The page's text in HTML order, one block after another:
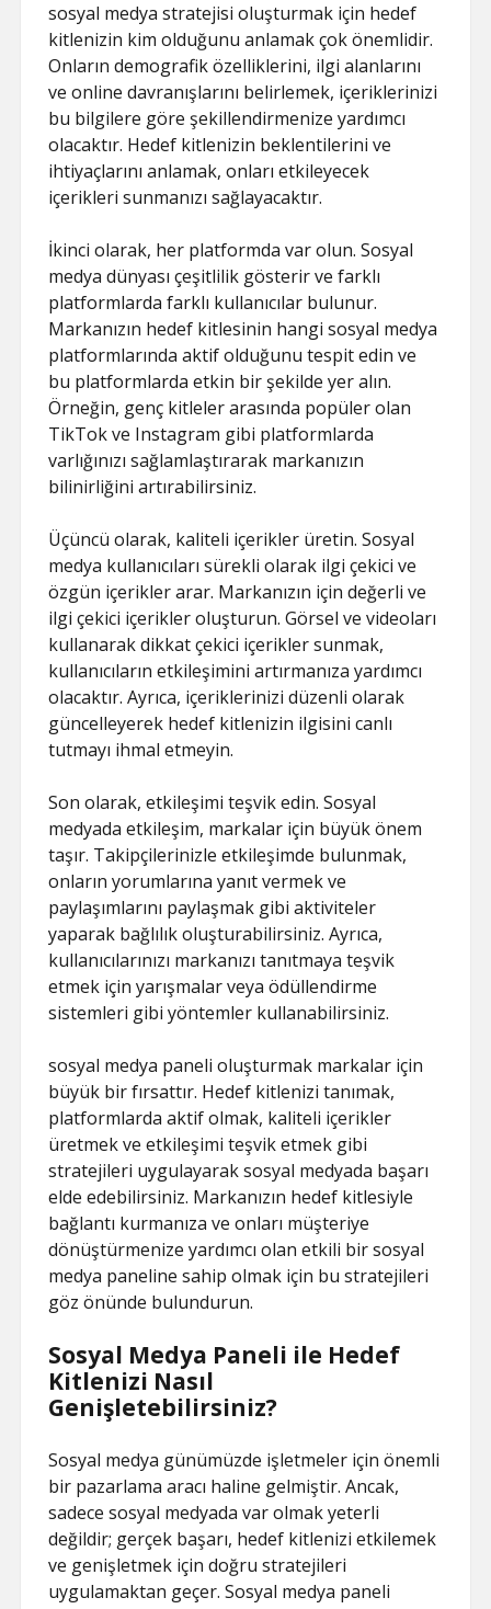
sosyal medya stratejisi oluşturmak için hedef
kitlenizin kim olduğunu anlamak çok önemlidir.
Onların demografik özelliklerini, ilgi alanlarını
ve online davranışlarını belirlemek, içeriklerinizi
bu bilgilere göre şekillendirmenize yardımcı
olacaktır. Hedef kitlenizin beklentilerini ve
ihtiyaçlarını anlamak, onları etkileyecek
içerikleri sunmanızı sağlayacaktır.
İkinci olarak, her platformda var olun. Sosyal
medya dünyası çeşitlilik gösterir ve farklı
platformlarda farklı kullanıcılar bulunur.
Markanızın hedef kitlesinin hangi sosyal medya
platformlarında aktif olduğunu tespit edin ve
bu platformlarda etkin bir şekilde yer alın.
Örneğin, genç kitleler arasında popüler olan
TikTok ve Instagram gibi platformlarda
varlığınızı sağlamlaştırarak markanızın
bilinirliğini artırabilirsiniz.
Üçüncü olarak, kaliteli içerikler üretin. Sosyal
medya kullanıcıları sürekli olarak ilgi çekici ve
özgün içerikler arar. Markanızın için değerli ve
ilgi çekici içerikler oluşturun. Görsel ve videoları
kullanarak dikkat çekici içerikler sunmak,
kullanıcıların etkileşimini artırmanıza yardımcı
olacaktır. Ayrıca, içeriklerinizi düzenli olarak
güncelleyerek hedef kitlenizin ilgisini canlı
tutmayı ihmal etmeyin.
Son olarak, etkileşimi teşvik edin. Sosyal
medyada etkileşim, markalar için büyük önem
taşır. Takipçilerinizle etkileşimde bulunmak,
onların yorumlarına yanıt vermek ve
paylaşımlarını paylaşmak gibi aktiviteler
yaparak bağlılık oluşturabilirsiniz. Ayrıca,
kullanıcılarınızı markanızı tanıtmaya teşvik
etmek için yarışmalar veya ödüllendirme
sistemleri gibi yöntemler kullanabilirsiniz.
sosyal medya paneli oluşturmak markalar için
büyük bir fırsattır. Hedef kitlenizi tanımak,
platformlarda aktif olmak, kaliteli içerikler
üretmek ve etkileşimi teşvik etmek gibi
stratejileri uygulayarak sosyal medyada başarı
elde edebilirsiniz. Markanızın hedef kitlesiyle
bağlantı kurmanıza ve onları müşteriye
dönüştürmenize yardımcı olan etkili bir sosyal
medya paneline sahip olmak için bu stratejileri
göz önünde bulundurun.
Sosyal Medya Paneli ile Hedef
Kitlenizi Nasıl
Genişletebilirsiniz?
Sosyal medya günümüzde işletmeler için önemli
bir pazarlama aracı haline gelmiştir. Ancak,
sadece sosyal medyada var olmak yeterli
değildir; gerçek başarı, hedef kitlenizi etkilemek
ve genişletmek için doğru stratejileri
uygulamaktan geçer. Sosyal medya paneli